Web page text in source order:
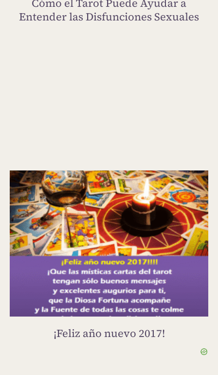
Entender las Disfunciones Sexuales
¡Feliz año nuevo 2017!